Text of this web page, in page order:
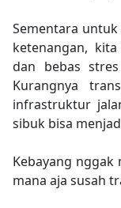
Sementara
ketenangan,
dan bebas
Kurangnya
infrastruktur
sibuk bisa
Kebayang
mana aja susah